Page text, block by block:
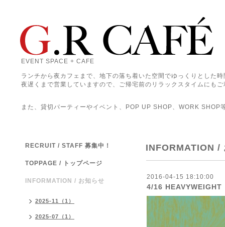
EVENT SPACE + CAFE
ランチから夜カフェまで、地下の落ち着いた空間でゆっくりとした
夜遅くまで営業していますので、ご帰宅前のリラックスタイムにも
また、貸切パーティーやイベント、POP UP SHOP、WORK SHOP
INFORMATION /
2016-04-15 18:10:00
4/16 HEAVYWEIGHT
RECRUIT / STAFF 募集中！
TOPPAGE / トップページ
INFORMATION / お知らせ
2025-11（1）
2025-07（1）